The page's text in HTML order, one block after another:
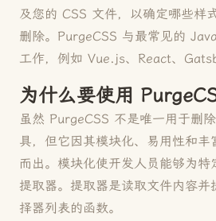
及您的 CSS 文件，以确定哪些样
删除。PurgeCSS 与最常见的
工作，例如 Vue.js、React、
为什么要使用
虽然 PurgeCSS 不是唯一用于删
具，但它因其模块化、易用性和丰
而出。模块化使开发人员能够为特
提取器。提取器是读取文件内容并
择器列表的函数。